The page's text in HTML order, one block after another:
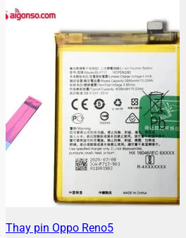
Thay pin Oppo Reno5